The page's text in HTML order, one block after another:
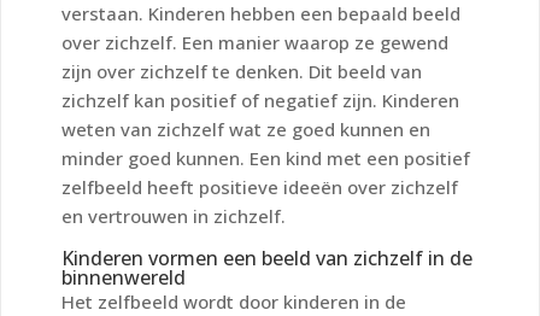
verstaan. Kinderen hebben een bepaald beeld
over zichzelf. Een manier waarop ze gewend
zijn over zichzelf te denken. Dit beeld van
zichzelf kan positief of negatief zijn. Kinderen
weten van zichzelf wat ze goed kunnen en
minder goed kunnen. Een kind met een positief
zelfbeeld heeft positieve ideeën over zichzelf
en vertrouwen in zichzelf.
Kinderen vormen een beeld van zichzelf in de
binnenwereld
Het zelfbeeld wordt door kinderen in de